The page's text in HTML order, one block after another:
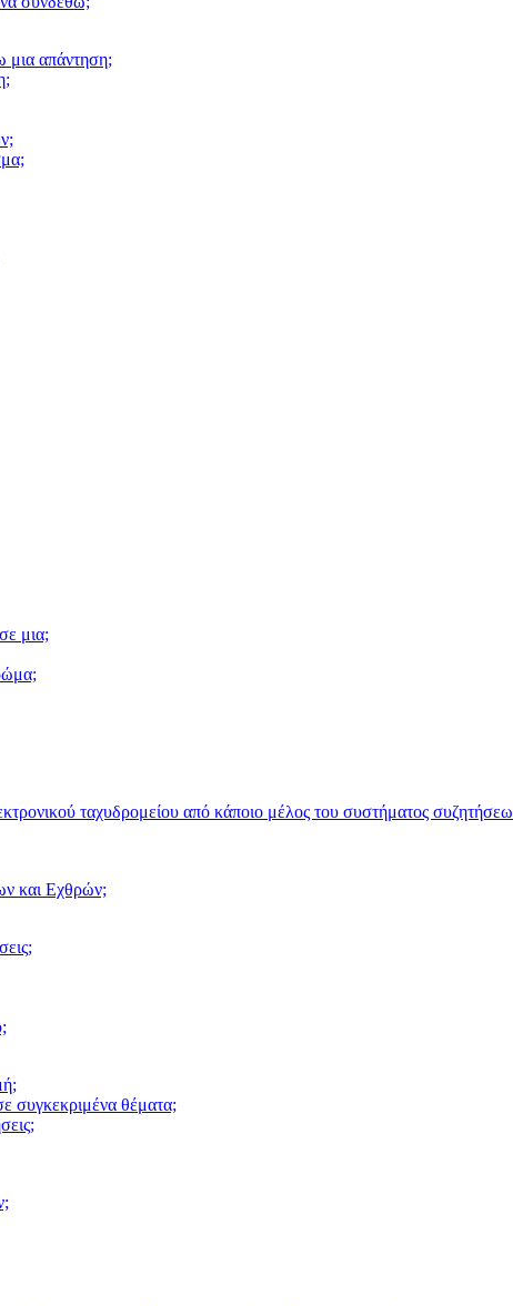
απάντηση;
μια;
ταχυδρομείου από κάποιο μέλος του συστήματος
και Εχθρών;
συγκεκριμένα θέματα;